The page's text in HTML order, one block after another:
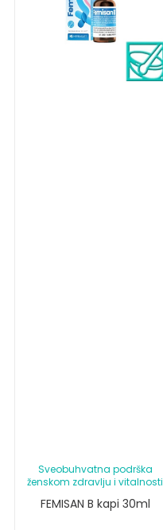
Sveobuhvatna podrška
ženskom zdravlju i vitalnosti
FEMISAN B kapi 30ml